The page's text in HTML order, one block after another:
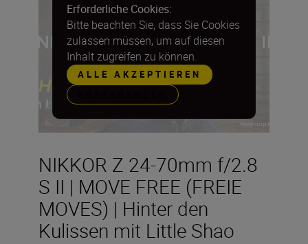
NIKKOR Z 24-70mm f/2.8
S II | MOVE FREE (FREIE
MOVES) | Hinter den
Kulissen mit Little Shao
Erforderliche Cookies:
Bitte beachten Sie, dass Sie Cookies
zulassen müssen, um auf diesen
Inhalt zugreifen zu können.
ALLE AKZEPTIEREN